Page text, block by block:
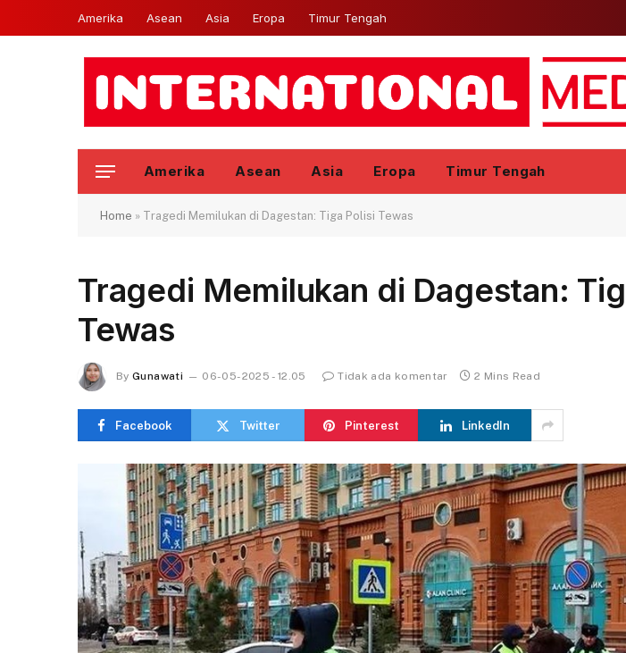
Amerika Asean Asia Eropa Timur Tengah
Amerika Asean Asia Eropa Timur Tengah
Home » Tragedi Memilukan di Dagestan: Tiga Polisi Tewas
Tragedi Memilukan di Dagestan:
Tewas
By Gunawati 06-05-2025 - 12.05 Tidak ada komentar 2 Mins Read
Facebook Twitter Pinterest LinkedIn